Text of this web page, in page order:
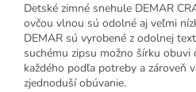
Detské zimné snehule DEMAR
ovčou vlnou sú odolné aj veľmi
DEMAR sú vyrobené z odolnej
suchému zipsu možno šírku
každého podľa potreby a zároveň
zjednoduší obúvanie.